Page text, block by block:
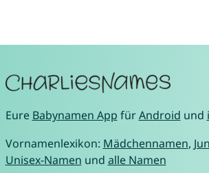
Eure Babynamen App fürAndroid und
Vornamenlexikon: Mädchennamen,
Unisex-Namen und alle Namen